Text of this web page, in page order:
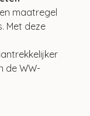
maatregel
Met deze
de WW-